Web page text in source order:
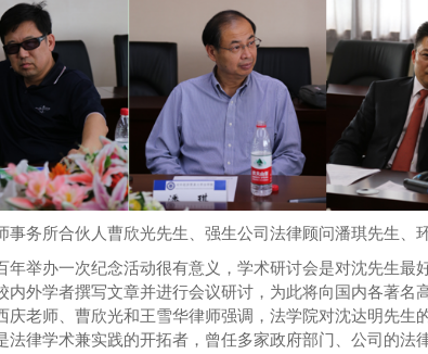
事务所合伙人曹欣光先生、强生公司法律顾问潘琪先生、
举办一次纪念活动很有意义， 学术研讨会是对沈先生最
内外学者撰写文章并进行会议研讨 ， 为此将向 国内各著名
庆老师、曹欣光和王雪华律师强调，法学院对沈达明先生
法律学术兼实践的开拓者 ， 曾任多家政府部门、公司的法